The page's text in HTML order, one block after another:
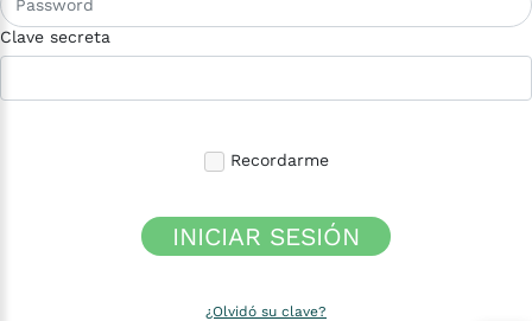
Clave secreta
Recordarme
INICIAR SESIÓN
¿Olvidó su clave?